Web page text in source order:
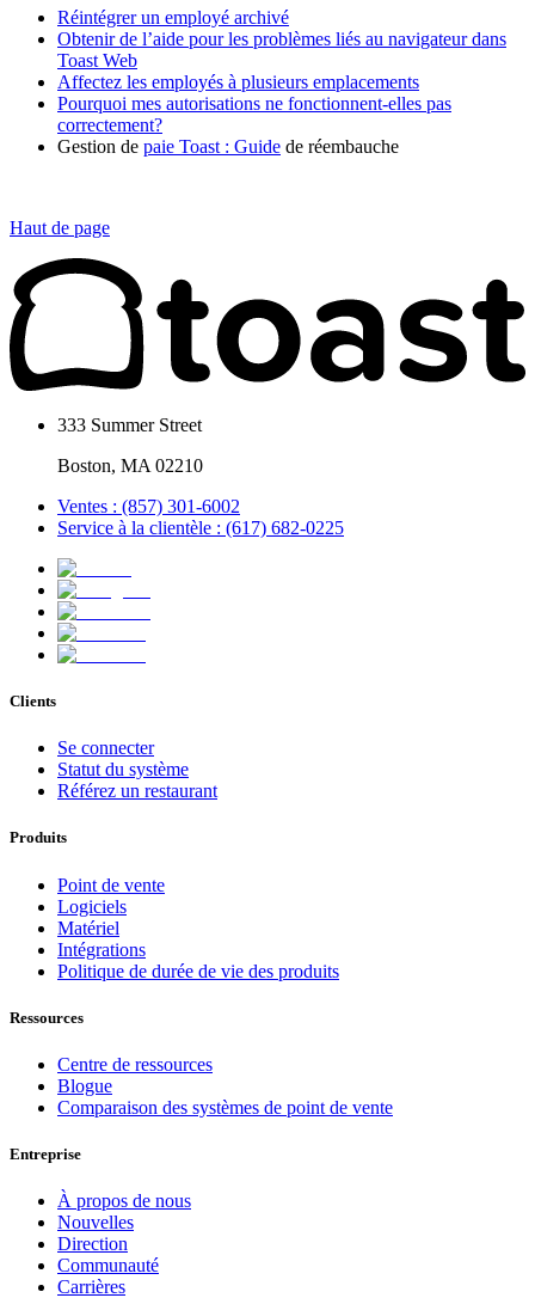
Réintégrer un employé archivé
Obtenir de l’aide pour les problèmes liés au navigateur dans
Toast Web
Affectez les employés à plusieurs emplacements
Pourquoi mes autorisations ne fonctionnent-elles pas
correctement?
Gestion de paie Toast : Guide de réembauche
Haut de page
333 Summer Street
Boston, MA 02210
Ventes : (857) 301-6002
Service à la clientèle : (617) 682-0225
Clients
Se connecter
Statut du système
Référez un restaurant
Produits
Point de vente
Logiciels
Matériel
Intégrations
Politique de durée de vie des produits
Ressources
Centre de ressources
Blogue
Comparaison des systèmes de point de vente
Entreprise
À propos de nous
Nouvelles
Direction
Communauté
Carrières